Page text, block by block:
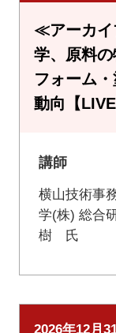
≪アーカイ
学、原料の
フォーム
動向【
講師
横山技術
学(株) 総
樹 氏
2026年12月